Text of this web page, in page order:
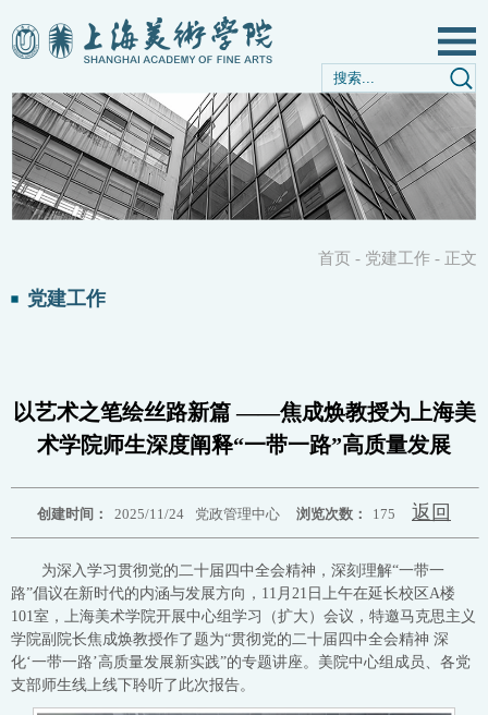
党建工作
首页 - 党建工作 - 正文
以艺术之笔绘丝路新篇 ——焦成焕教授为上海美
术学院师生深度阐释“一带一路”高质量发展
创建时间： 2025/11/24 党政管理中心 浏览次数： 175 返回
为深入学习贯彻党的二十届四中全会精神，深刻理解“一带一
路”倡议在新时代的内涵与发展方向，11月21日上午在延长校区A楼
101室，上海美术学院开展中心组学习（扩大）会议，特邀马克思主义
学院副院长焦成焕教授作了题为“贯彻党的二十届四中全会精神 深
化‘一带一路’高质量发展新实践”的专题讲座。美院中心组成员、各党
支部师生线上线下聆听了此次报告。